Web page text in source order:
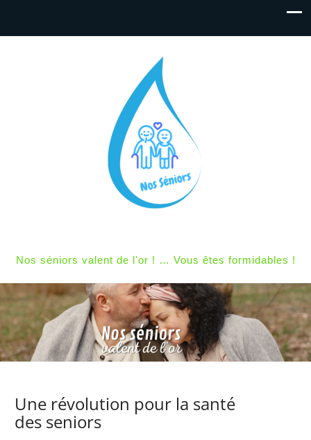
Nos séniors valent de l'or ! … Vous êtes formidables !
Une révolution pour la santé
des seniors